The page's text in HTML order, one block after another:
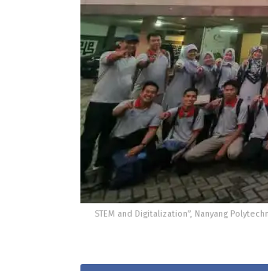
STEM and Digitalization”, Nanyang